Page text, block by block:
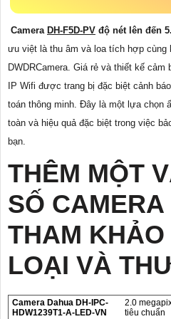
Camera DH-F5D-PV độ nét lên đến
ưu việt là thu âm và loa tích hợp cùng
DWDRCamera. Giá rẻ và thiết kế
IP Wifi được trang bị đặc biệt cảnh
toán thông minh. Đây là một lựa chọn
toàn và hiệu quả đặc biệt trong việc
bạn.
THÊM MỘT
SỐ
THAM KHẢO
LOẠI VÀ
Camera Dahua DH-IPC-
HDW1239T1-A-LED-VN
2.0
tiêu chuẩn